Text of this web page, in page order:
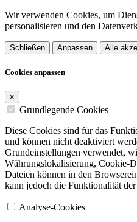
Wir verwenden Cookies, um
personalisieren und den
Schließen Anpassen Alle
Cookies anpassen
×
Grundlegende Cookies
Diese Cookies sind für das
und können nicht deaktiviert
Grundeinstellungen verwendet,
Währungslokalisierung, Cookie-
Dateien können in den
kann jedoch die Funktionalität
Analyse-Cookies